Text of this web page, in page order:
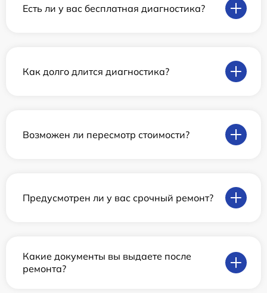
Есть ли у вас бесплатная диагностика?
Как долго длится диагностика?
Возможен ли пересмотр стоимости?
Предусмотрен ли у вас срочный ремонт?
Какие документы вы выдаете после
ремонта?